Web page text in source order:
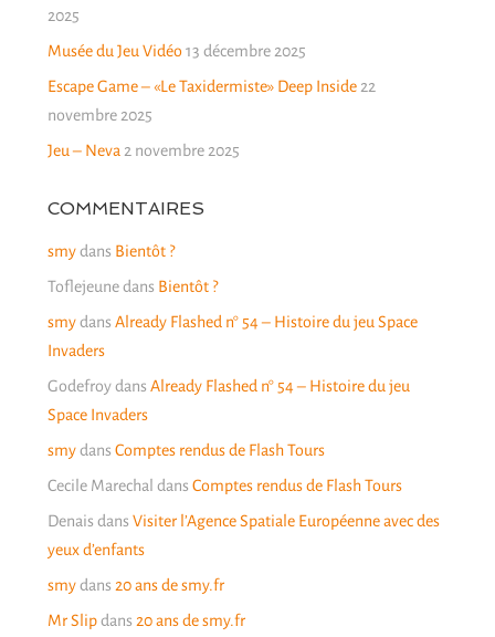
2025
Musée du Jeu Vidéo 13 décembre 2025
Escape Game – «Le Taxidermiste» Deep Inside 22
novembre 2025
Jeu – Neva 2 novembre 2025
COMMENTAIRES
smydans Bientôt ?
Toflejeunedans Bientôt ?
smydans Already Flashed n° 54 – Histoire du jeu Space
Invaders
Godefroydans Already Flashed n° 54 – Histoire du jeu
Space Invaders
smydans Comptes rendus de Flash Tours
Cecile Marechal dans Comptes rendus de Flash Tours
Denais dans Visiter l’Agence Spatiale Européenne avec des
yeux d’enfants
smydans 20 ans de smy.fr
Mr Slipdans 20 ans de smy.fr